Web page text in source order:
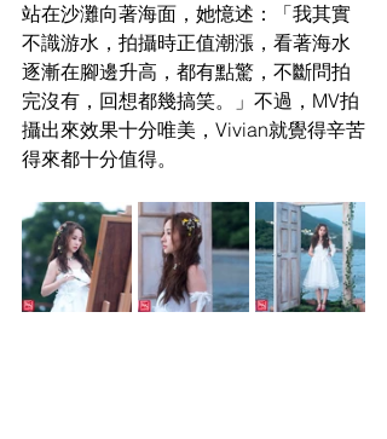
站在沙灘向著海面，她憶述：「我其實
不識游水，拍攝時正值潮漲，看著海水
逐漸在腳邊升高，都有點驚，不斷問拍
完沒有，回想都幾搞笑。」不過，MV拍
攝出來效果十分唯美，Vivian就覺得辛苦
得來都十分值得。